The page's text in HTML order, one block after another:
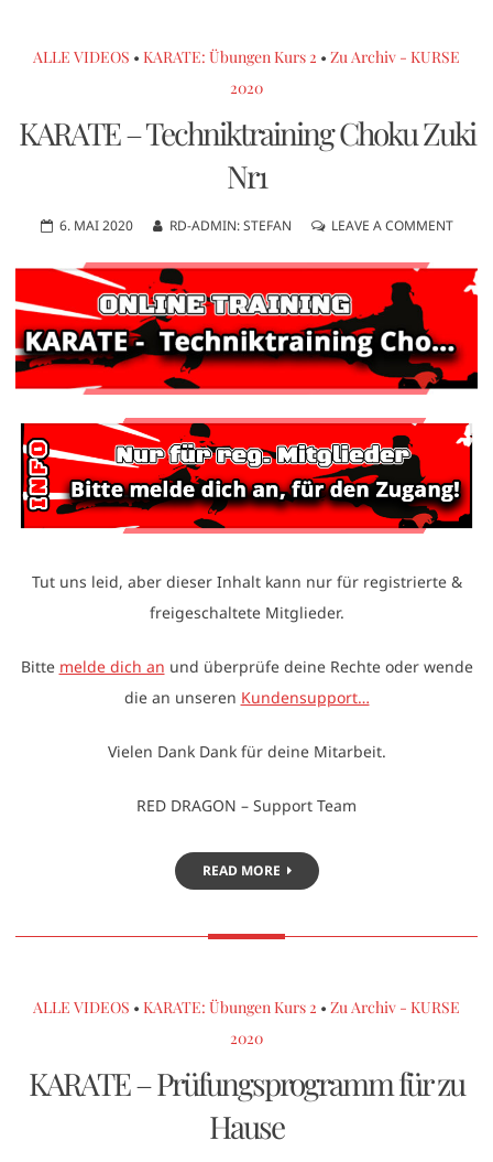
ALLE VIDEOS • KARATE: Übungen Kurs 2 • Zu Archiv - KURSE
2020
KARATE – Techniktraining Choku Zuki
Nr1
6. MAI 2020 RD-ADMIN: STEFAN LEAVE A COMMENT
Tut uns leid, aber dieser Inhalt kann nur für registrierte &
freigeschaltete Mitglieder.
Bitte melde dich an und überprüfe deine Rechte oder wende
die an unseren Kundensupport…
Vielen Dank Dank für deine Mitarbeit.
RED DRAGON – Support Team
READ MORE
ALLE VIDEOS • KARATE: Übungen Kurs 2 • Zu Archiv - KURSE
2020
KARATE – Prüfungsprogramm für zu
Hause